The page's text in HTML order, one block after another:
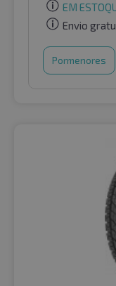
EM
Envio
Pormenores